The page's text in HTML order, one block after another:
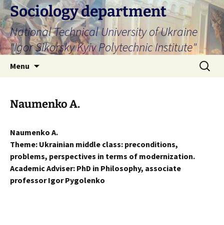
Skip
to
content
Sociology department
National Technical University of Ukraine
"Igor Sikorsky Kyiv Polytechnic Institute"
Menu
Search
for:
Naumenko A.
Naumenko A.
Theme: Ukrainian middle class: preconditions,
problems, perspectives in terms of modernization.
Academic Adviser: PhD in Philosophy, associate
professor Igor Pygolenko